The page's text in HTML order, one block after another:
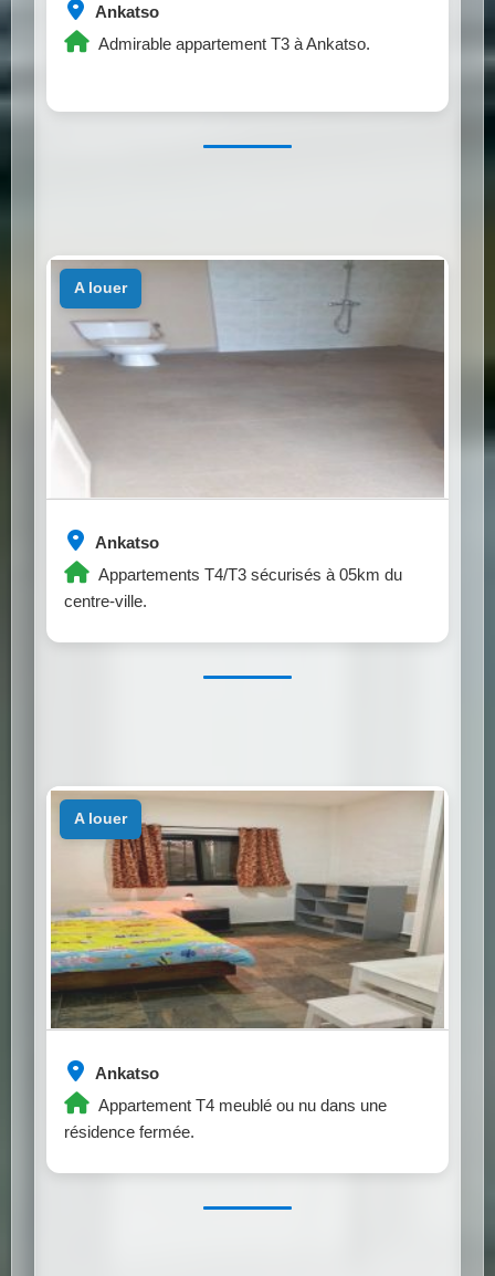
Ankatso
Admirable appartement T3 à Ankatso.
Ankatso
Appartements T4/T3 sécurisés à 05km du
centre-ville.
a louer
Ankatso
Appartement T4 meublé ou nu dans une
résidence fermée.
a louer